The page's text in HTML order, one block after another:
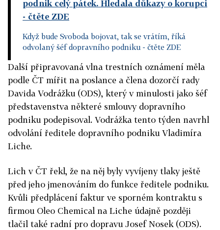
podnik celý pátek. Hledala důkazy o korupci
- čtěte ZDE
Když bude Svoboda bojovat, tak se vrátím, říká
odvolaný šéf dopravního podniku - čtěte ZDE
Další připravovaná vlna trestních oznámení měla
podle ČT mířit na poslance a člena dozorčí rady
Davida Vodrážku (ODS), který v minulosti jako šéf
představenstva některé smlouvy dopravního
podniku podepisoval. Vodrážka tento týden navrhl
odvolání ředitele dopravního podniku Vladimíra
Liche.
Lich v ČT řekl, že na něj byly vyvíjeny tlaky ještě
před jeho jmenováním do funkce ředitele podniku.
Kvůli předplácení faktur ve sporném kontraktu s
firmou Oleo Chemical na Liche údajně později
tlačil také radní pro dopravu Josef Nosek (ODS).